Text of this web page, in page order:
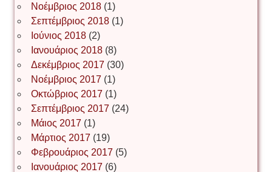
Інга Короткевич
Ірина Ключковська
Ірина Наконечна
Νοέμβριος 2018(1)
Σεπτέμβριος 2018(1)
Ιούνιος 2018(2)
Ιανουάριος 2018(8)
Δεκέμβριος 2017 (30)
Νοέμβριος 2017 (1)
Οκτώβριος 2017 (1)
Σεπτέμβριος 2017 (24)
Μάιος 2017 (1)
Μάρτιος 2017 (19)
Φεβρουάριος 2017 (5)
Ιανουάριος 2017 (6)